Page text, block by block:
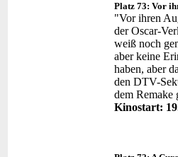
Platz 73: Vor
"Vor ihren
der Oscar-
weiß noch
aber keine
haben, aber
den DTV-
dem Remake
Kinostart: